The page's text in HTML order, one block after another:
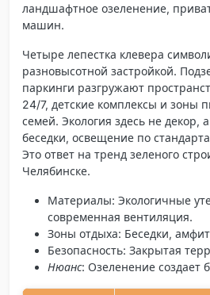
ландшафтное озеленение,
машин.
Четыре лепестка клевера
разновысотной застройкой.
паркинги разгружают
24/7, детские комплексы и зоны
семей. Экология здесь не декор,
беседки, освещение по
Это ответ на тренд зеленого
Челябинске.
Материалы: Экологичные
современная вентиляция.
Зоны отдыха: Беседки,
Безопасность: Закрытая
Нюанс: Озеленение создает